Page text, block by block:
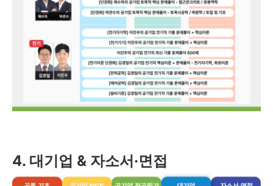
4. 대기업 & 자소서·면접